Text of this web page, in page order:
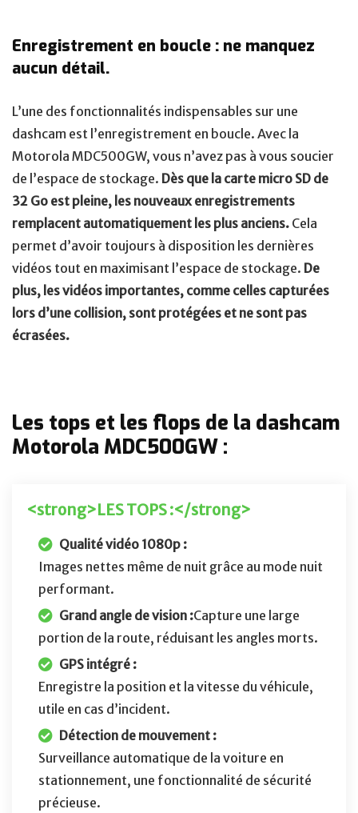
Enregistrement en boucle : ne manquez
aucun détail.
L’une des fonctionnalités indispensables sur une
dashcam est l’enregistrement en boucle. Avec la
Motorola MDC500GW, vous n’avez pas à vous soucier
de l’espace de stockage. Dès que la carte micro SD de
32 Go est pleine, les nouveaux enregistrements
remplacent automatiquement les plus anciens. Cela
permet d’avoir toujours à disposition les dernières
vidéos tout en maximisant l’espace de stockage. De
plus, les vidéos importantes, comme celles capturées
lors d’une collision, sont protégées et ne sont pas
écrasées.
Les tops et les flops de la dashcam
Motorola MDC500GW :
<strong>LES TOPS :</strong>
Qualité vidéo 1080p :
Images nettes même de nuit grâce au mode nuit
performant.
Grand angle de vision :Capture une large
portion de la route, réduisant les angles morts.
GPS intégré :
Enregistre la position et la vitesse du véhicule,
utile en cas d’incident.
Détection de mouvement :
Surveillance automatique de la voiture en
stationnement, une fonctionnalité de sécurité
précieuse.